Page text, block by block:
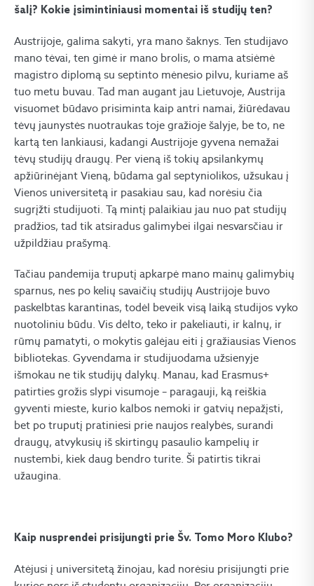
šalį? Kokie įsimintiniausi momentai iš studijų ten?
Austrijoje, galima sakyti, yra mano šaknys. Ten studijavo
mano tėvai, ten gimė ir mano brolis, o mama atsiėmė
magistro diplomą su septinto mėnesio pilvu, kuriame aš
tuo metu buvau. Tad man augant jau Lietuvoje, Austrija
visuomet būdavo prisiminta kaip antri namai, žiūrėdavau
tėvų jaunystės nuotraukas toje gražioje šalyje, be to, ne
kartą ten lankiausi, kadangi Austrijoje gyvena nemažai
tėvų studijų draugų. Per vieną iš tokių apsilankymų
apžiūrinėjant Vieną, būdama gal septyniolikos, užsukau į
Vienos universitetą ir pasakiau sau, kad norėsiu čia
sugrįžti studijuoti. Tą mintį palaikiau jau nuo pat studijų
pradžios, tad tik atsiradus galimybei ilgai nesvarsčiau ir
užpildžiau prašymą.
Tačiau pandemija truputį apkarpė mano mainų galimybių
sparnus, nes po kelių savaičių studijų Austrijoje buvo
paskelbtas karantinas, todėl beveik visą laiką studijos vyko
nuotoliniu būdu. Vis dėlto, teko ir pakeliauti, ir kalnų, ir
rūmų pamatyti, o mokytis galėjau eiti į gražiausias Vienos
bibliotekas. Gyvendama ir studijuodama užsienyje
išmokau ne tik studijų dalykų. Manau, kad Erasmus+
patirties grožis slypi visumoje – paragauji, ką reiškia
gyventi mieste, kurio kalbos nemoki ir gatvių nepažįsti,
bet po truputį pratiniesi prie naujos realybės, surandi
draugų, atvykusių iš skirtingų pasaulio kampelių ir
nustembi, kiek daug bendro turite. Ši patirtis tikrai
užaugina.
Kaip nusprendei prisijungti prie Šv. Tomo Moro Klubo?
Atėjusi į universitetą žinojau, kad norėsiu prisijungti prie